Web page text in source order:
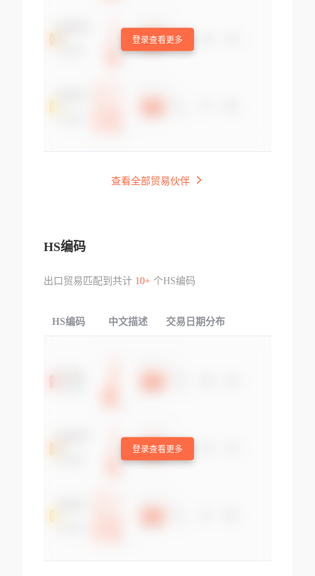
登录查看更多
查看全部贸易伙伴
HS编码
出口贸易匹配到共计 10+个HS编码
HS编码 中文描述 交易日期分布
登录查看更多